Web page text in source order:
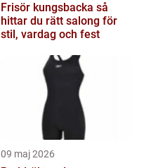
Frisör kungsbacka så
hittar du rätt salong för
stil, vardag och fest
09 maj 2026